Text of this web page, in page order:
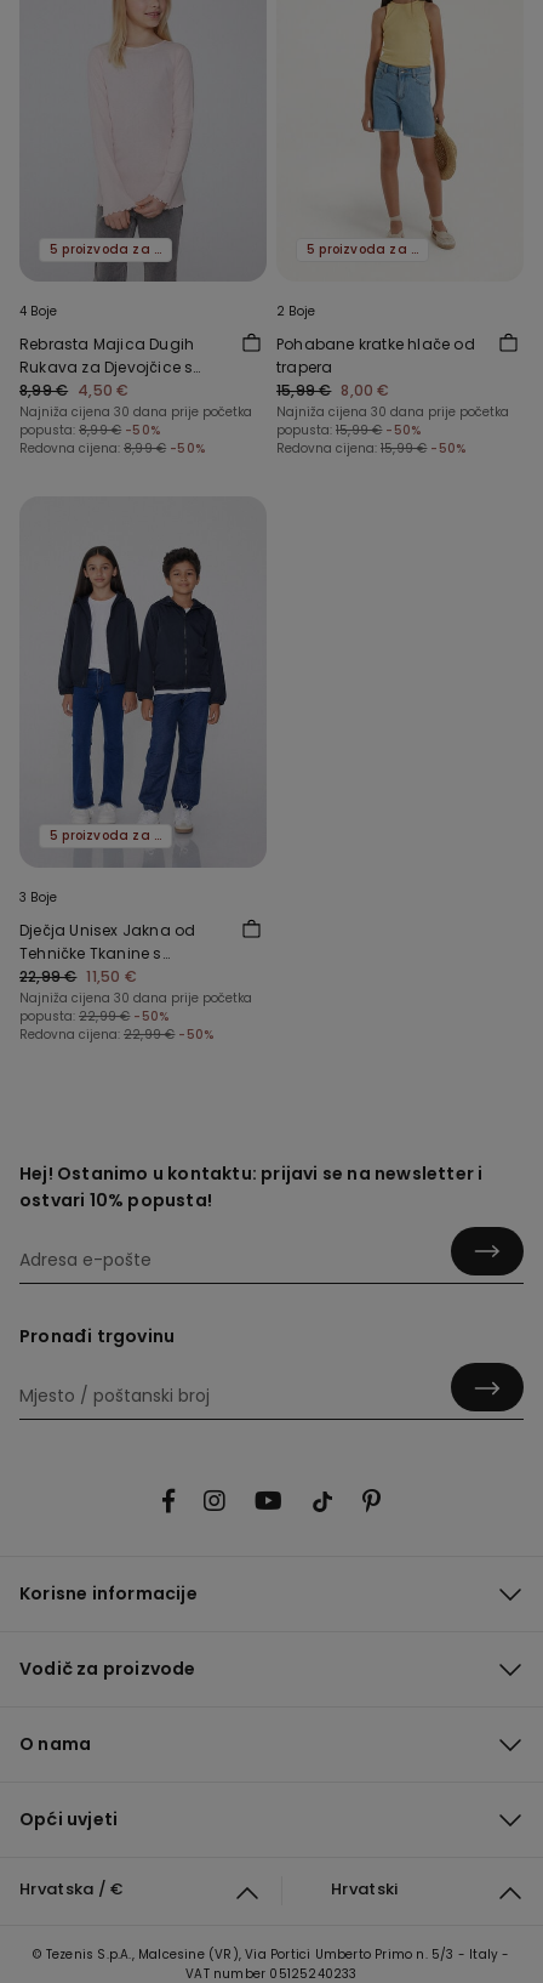
5 proizvoda za -70%
4 Boje
Rebrasta Majica Dugih
Rukava za Djevojčice s
Valovitim Porubom i
Okruglim Okovratnikom
8,99 € 4,50 €
Najniža cijena 30 dana prije početka
popusta: 8,99 € -50%
Redovna cijena: 8,99 € -50%
5 proizvoda za -70%
2 Boje
Pohabane kratke hlače od
trapera
15,99 € 8,00 €
Najniža cijena 30 dana prije početka
popusta: 15,99 € -50%
Redovna cijena: 15,99 € -50%
5 proizvoda za -70%
3 Boje
Dječja Unisex Jakna od
Tehničke Tkanine s
Patentnim Zatvaračem i
Kapuljačom
22,99 € 11,50 €
Najniža cijena 30 dana prije početka
popusta: 22,99 € -50%
Redovna cijena: 22,99 € -50%
Hej! Ostanimo u kontaktu: prijavi se na newsletter i
ostvari 10% popusta!
Pronađi trgovinu
Korisne informacije
Vodič za proizvode
O nama
Opći uvjeti
Hrvatska / € Hrvatski
© Tezenis S.p.A., Malcesine (VR), Via Portici Umberto Primo n. 5/3 - Italy -
VAT number 05125240233